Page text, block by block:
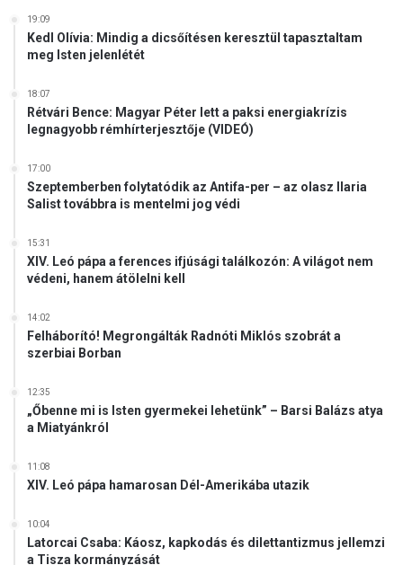
19:09
Kedl Olívia: Mindig a dicsőítésen keresztül tapasztaltam
meg Isten jelenlétét
18:07
Rétvári Bence: Magyar Péter lett a paksi energiakrízis
legnagyobb rémhírterjesztője (VIDEÓ)
17:00
Szeptemberben folytatódik az Antifa-per – az olasz Ilaria
Salist továbbra is mentelmi jog védi
15:31
XIV. Leó pápa a ferences ifjúsági találkozón: A világot nem
védeni, hanem átölelni kell
14:02
Felháborító! Megrongálták Radnóti Miklós szobrát a
szerbiai Borban
12:35
„Őbenne mi is Isten gyermekei lehetünk” – Barsi Balázs atya
a Miatyánkról
11:08
XIV. Leó pápa hamarosan Dél-Amerikába utazik
10:04
Latorcai Csaba: Káosz, kapkodás és dilettantizmus jellemzi
a Tisza kormányzását